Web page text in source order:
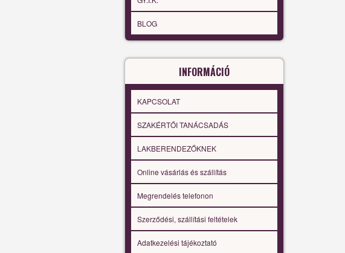
BLOG
INFORMÁCIÓ
KAPCSOLAT
SZAKÉRTŐI TANÁCSADÁS
LAKBERENDEZŐKNEK
Online vásárlás és szállítás
Megrendelés telefonon
Szerződési, szállítási feltételek
Adatkezelési tájékoztató